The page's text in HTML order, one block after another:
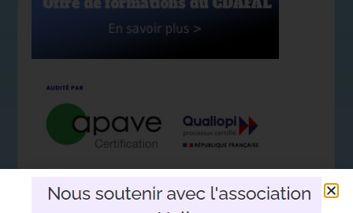
Nous soutenir avec l'association